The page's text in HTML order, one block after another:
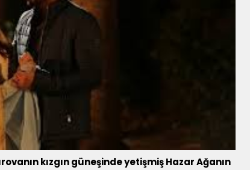
kızgın güneşinde yetişmiş Hazar Ağanın